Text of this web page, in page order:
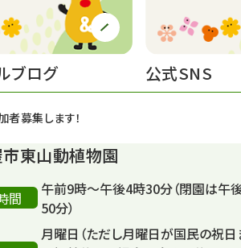
者募集します！
ブログ 公式SNS
東山動植物園
間
午前9時～午後4時30分（閉園は午
50分）
月曜日（ただし月曜日が国民の祝日